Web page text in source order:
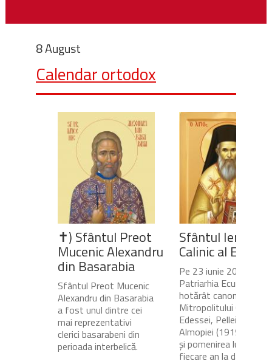
8 August
Calendar ortodox
✝) Sfântul Preot
Mucenic Alexandru
din Basarabia
Sfântul Preot Mucenic
Alexandru din Basarabia
a fost unul dintre cei
mai reprezentativi
clerici basarabeni din
perioada interbelică.
Sfântul Ierarh
Calinic al
Pe 23 iunie 2020,
Patriarhia Ecumenică a
hotărât canonizarea
Mitropolitului Calinic al
Edessei, Pellei și
Almopiei (1919-1984)
și pomenirea lui în
fiecare an la data de...